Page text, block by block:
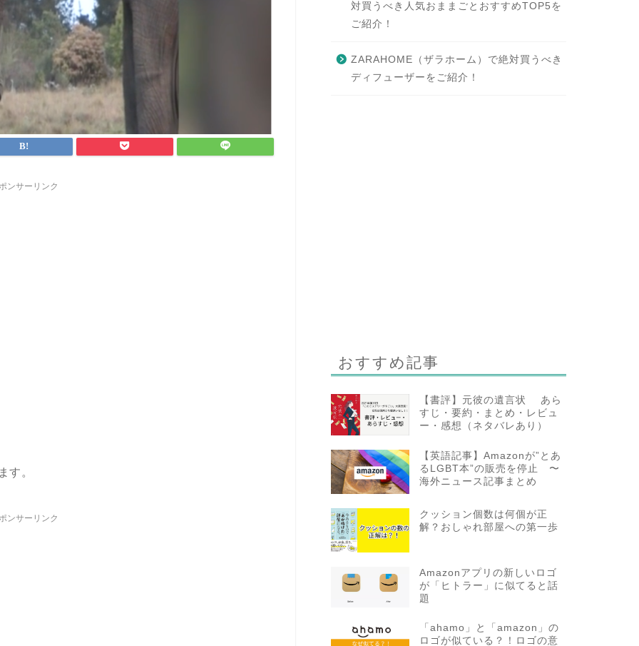
ンサーリンク
す。
ンサーリンク
対買うべき人気おままごとおすすめTOP5を
ご紹介！
ZARAHOME（ザラホーム）で絶対買うべき
ディフューザーをご紹介！
おすすめ記事
【書評】元彼の遺言状 あら
すじ・要約・まとめ・レビュ
ー・感想（ネタバレあり）
【英語記事】Amazonが”とあ
るLGBT本”の販売を停止 〜
海外ニュース記事まとめ
クッション個数は何個が正
解？おしゃれ部屋への第一歩
Amazonアプリの新しいロゴ
が「ヒトラー」に似てると話
題
「ahamo」と「amazon」の
ロゴが似ている？！ロゴの意